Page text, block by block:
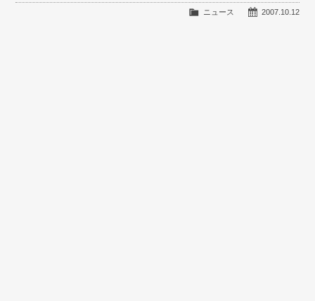
2007.10.12
ニュース